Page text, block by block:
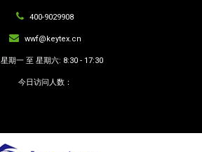
400-9029908
wwf@keytex.cn
星期一 至 星期六: 8:30 - 17:30
今日访问人数：